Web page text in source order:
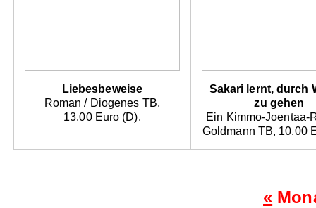
Liebesbeweise
Roman / Diogenes TB,
13.00 Euro (D).
Sakari lernt, durch
zu gehen
Ein Kimmo-Joentaa-
Goldmann TB, 10.00
«